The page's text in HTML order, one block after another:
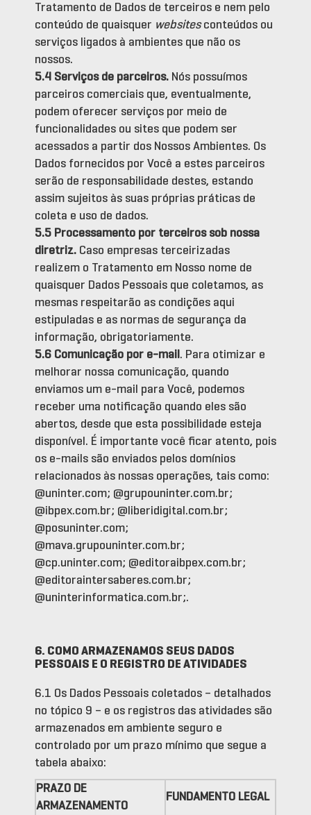
Tratamento de Dados de terceiros e nem pelo
conteúdo de quaisquer websitesconteúdos ou
serviços ligados à ambientes que não os
nossos.
5.4 Serviços de parceiros. Nós possuímos
parceiros comerciais que, eventualmente,
podem oferecer serviços por meio de
funcionalidades ou sites que podem ser
acessados a partir dos Nossos Ambientes. Os
Dados fornecidos por Você a estes parceiros
serão de responsabilidade destes, estando
assim sujeitos às suas próprias práticas de
coleta e uso de dados.
5.5 Processamento por terceiros sob nossa
diretriz. Caso empresas terceirizadas
realizem o Tratamento em Nosso nome de
quaisquer Dados Pessoais que coletamos, as
mesmas respeitarão as condições aqui
estipuladas e as normas de segurança da
informação, obrigatoriamente.
5.6 Comunicação por e-mail. Para otimizar e
melhorar nossa comunicação, quando
enviamos um e-mail para Você, podemos
receber uma notificação quando eles são
abertos, desde que esta possibilidade esteja
disponível. É importante você ficar atento, pois
os e-mails são enviados pelos domínios
relacionados às nossas operações, tais como:
@uninter.com; @grupouninter.com.br;
@ibpex.com.br; @liberidigital.com.br;
@posuninter.com;
@mava.grupouninter.com.br;
@cp.uninter.com; @editoraibpex.com.br;
@editoraintersaberes.com.br;
@uninterinformatica.com.br;.
6. COMO ARMAZENAMOS SEUS DADOS
PESSOAIS E O REGISTRO DE ATIVIDADES
6.1 Os Dados Pessoais coletados – detalhados
no tópico 9 – e os registros das atividades são
armazenados em ambiente seguro e
controlado por um prazo mínimo que segue a
tabela abaixo:
PRAZO DE
ARMAZENAMENTO
FUNDAMENTO LEGAL